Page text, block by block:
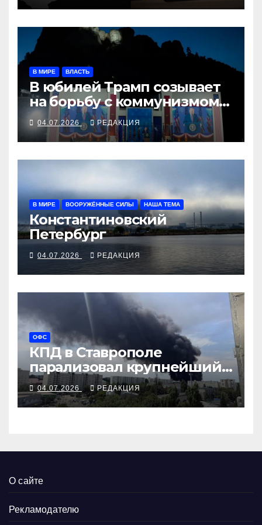
В МИРЕ ВЛАСТЬ
В юбилей Трамп созывает
на борьбу с коммунизмом
демократов
04.07.2026 РЕДАКЦИЯ
В МИРЕ ВООРУЖЁННЫЕ СИЛЫ НАША ТЕМА
Константиновский
Петербург
04.07.2026 РЕДАКЦИЯ
ОФС
КПД в Ставрополе
парализовал крупнейший
технопарк военной
логистики
04.07.2026 РЕДАКЦИЯ
О сайте
Рекламодателю